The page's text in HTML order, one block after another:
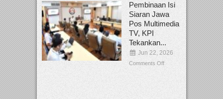
Pembinaan Isi
Siaran Jawa
Pos Multimedia
TV, KPI
Tekankan...
Jun 22, 2026
Comments Off